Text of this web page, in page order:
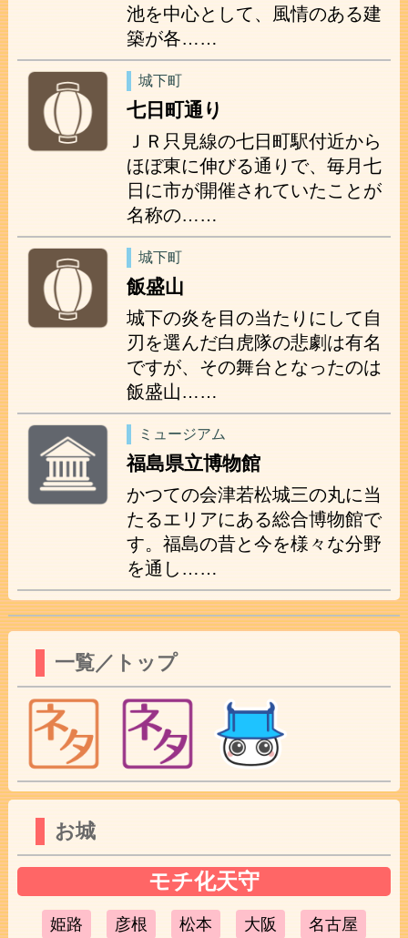
池を中心として、風情のある建
築が各……
城下町
七日町通り
ＪＲ只見線の七日町駅付近から
ほぼ東に伸びる通りで、毎月七
日に市が開催されていたことが
名称の……
城下町
飯盛山
城下の炎を目の当たりにして自
刃を選んだ白虎隊の悲劇は有名
ですが、その舞台となったのは
飯盛山……
ミュージアム
福島県立博物館
かつての会津若松城三の丸に当
たるエリアにある総合博物館で
す。福島の昔と今を様々な分野
を通し……
一覧／トップ
お城
モチ化天守
姫路 彦根 松本 大阪 名古屋